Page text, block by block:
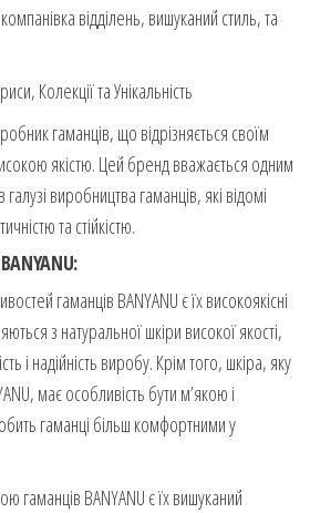
відділень, вишуканий стиль, та
Колекції та Унікальність
гаманців, що відрізняється своїм
якістю. Цей бренд вважається одним
галузі виробництва гаманців, які відомі
та стійкістю.
гаманців BANYANU є їх високоякісні
з натуральної шкіри високої якості,
і надійність виробу. Крім того, шкіра, яку
має особливість бути м’якою і
гаманці більш комфортними у
BANYANU є їх вишуканий